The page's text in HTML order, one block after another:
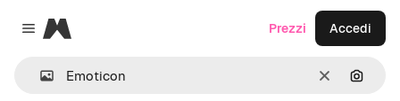
Close menu
Magnific
CancellaCerca
Prezzi Accedi